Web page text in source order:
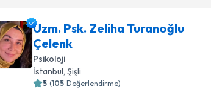
Uzm. Psk. Zeliha Turanoğlu
Çelenk
Psikoloji
İstanbul ,Şişli
5 (105 Değerlendirme)